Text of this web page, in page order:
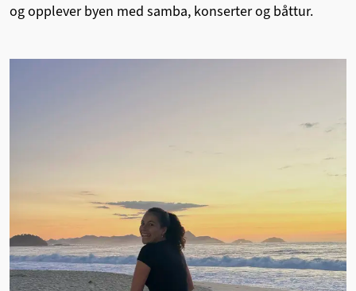
og opplever byen med samba, konserter og båttur.